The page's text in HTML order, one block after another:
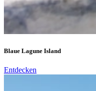
Blaue Lagune Island
Entdecken